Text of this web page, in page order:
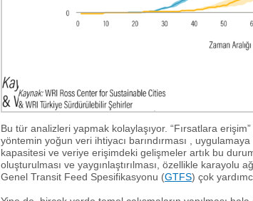
Bu tür analizleri yapmak kolaylaşıyor. “Fırsatlara
yöntemin yoğun veri ihtiyacı barındırması ,
kapasitesi ve veriye erişimdeki gelişmeler artık bu
oluşturulması ve yaygınlaştırılması, özellikle karayolu
Genel Transit Feed Spesifikasyonu (GTFS) çok